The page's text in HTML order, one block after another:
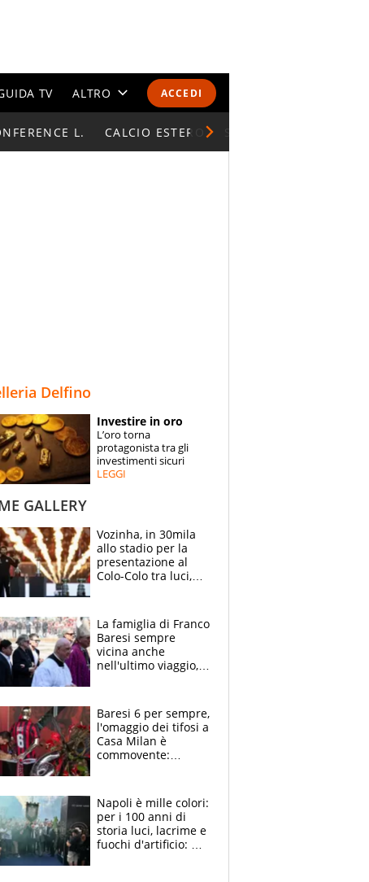
ACCEDI
TV ALTRO
CALENDARI E CLASSIFICHE
ESPERTI
CONTATTI
L. CALCIO ESTERO
Delfino
Investire in oro
L’oro torna
protagonista tra gli
investimenti sicuri
LEGGI
GALLERY
Vozinha, in 30mila
allo stadio per la
presentazione al
Colo-Colo tra luci,
La famiglia di Franco
Baresi sempre
vicina anche
nell'ultimo viaggio,
circondati
dall'affetto dei tifosi
Baresi 6 per sempre,
l'omaggio dei tifosi a
Casa Milan è
commovente:
bigliettini
Napoli è mille colori:
per i 100 anni di
storia luci, lacrime e
fuochi d'artificio: De